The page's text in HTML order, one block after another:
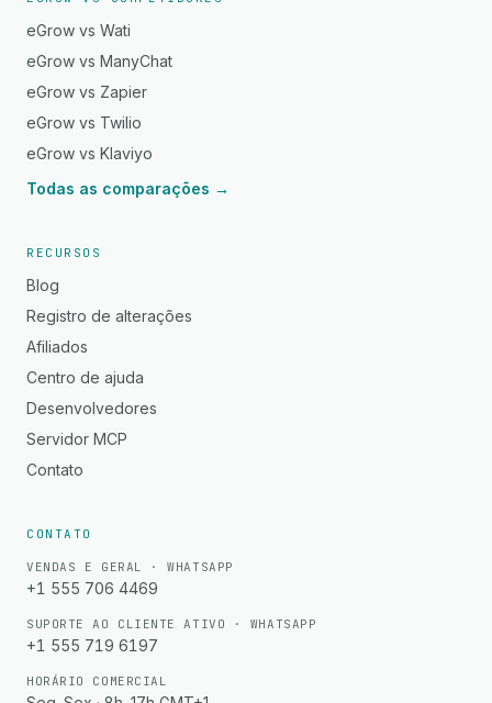
eGrow vs Wati
eGrow vs ManyChat
eGrow vs Zapier
eGrow vs Twilio
eGrow vs Klaviyo
Todas as comparações →
RECURSOS
Blog
Registro de alterações
Afiliados
Centro de ajuda
Desenvolvedores
Servidor MCP
Contato
CONTATO
VENDAS E GERAL · WHATSAPP
+1 555 706 4469
SUPORTE AO CLIENTE ATIVO · WHATSAPP
+1 555 719 6197
HORÁRIO COMERCIAL